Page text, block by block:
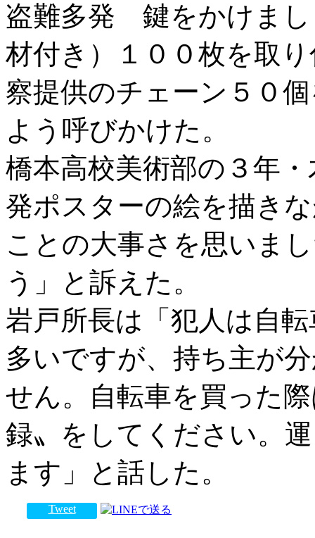
盗難多発 鍵をかけまし
材付き）１００枚を取
察提供のチェーン５０
よう呼びかけた。
橋本高校美術部の３年
発ポスターの絵を描き
ことの大事さを思いま
う」と訴えた。
岩戸所長は「犯人は自
多いですが、持ち主が
せん。自転車を買った
録〟をしてください。
ます」と話した。
Tweet